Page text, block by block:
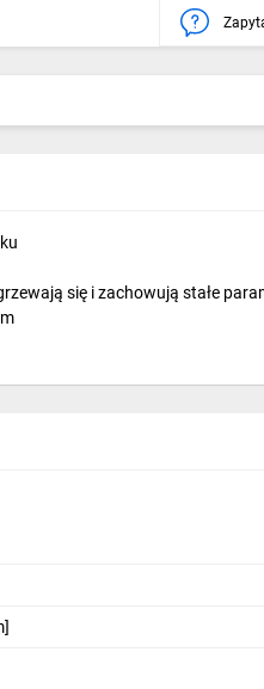
się i zachowują stałe